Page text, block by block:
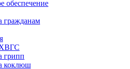
обеспечение
гражданам
ХВГС
грипп
коклюш